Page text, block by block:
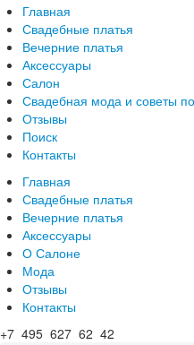
Главная
Свадебные платья
Вечерние платья
Аксессуары
Салон
Свадебная мода и советы
Отзывы
Поиск
Контакты
Главная
Свадебные платья
Вечерние платья
Аксессуары
О Салоне
Мода
Отзывы
Контакты
+7 495 627 62 42